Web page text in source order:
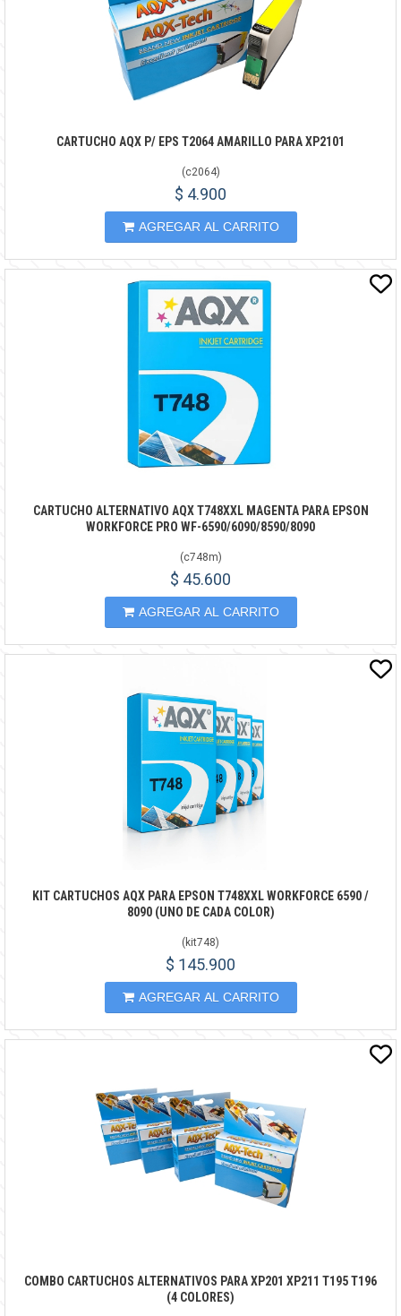
CARTUCHO AQX P/ EPS T2064 AMARILLO PARA XP2101
(c2064)
$ 4.900
AGREGAR AL CARRITO
CARTUCHO ALTERNATIVO AQX T748XXL MAGENTA PARA EPSON
WORKFORCE PRO WF-6590/6090/8590/8090
(c748m)
$ 45.600
AGREGAR AL CARRITO
KIT CARTUCHOS AQX PARA EPSON T748XXL WORKFORCE 6590 /
8090 (UNO DE CADA COLOR)
(kit748)
$ 145.900
AGREGAR AL CARRITO
COMBO CARTUCHOS ALTERNATIVOS PARA XP201 XP211 T195 T196
(4 COLORES)